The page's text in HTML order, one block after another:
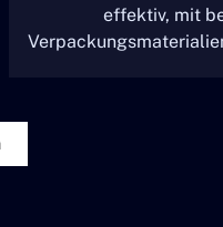
effektiv, mit